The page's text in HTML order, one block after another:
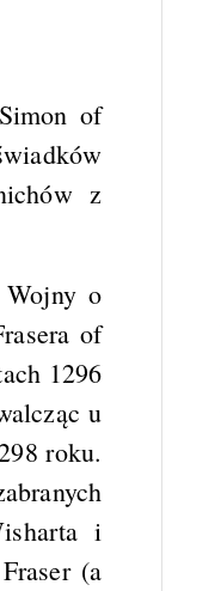
of
z
o
of
1296
u
roku.
i
(a